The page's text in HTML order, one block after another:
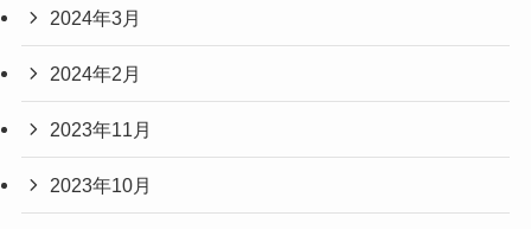
2024年3月
2024年2月
2023年11月
2023年10月